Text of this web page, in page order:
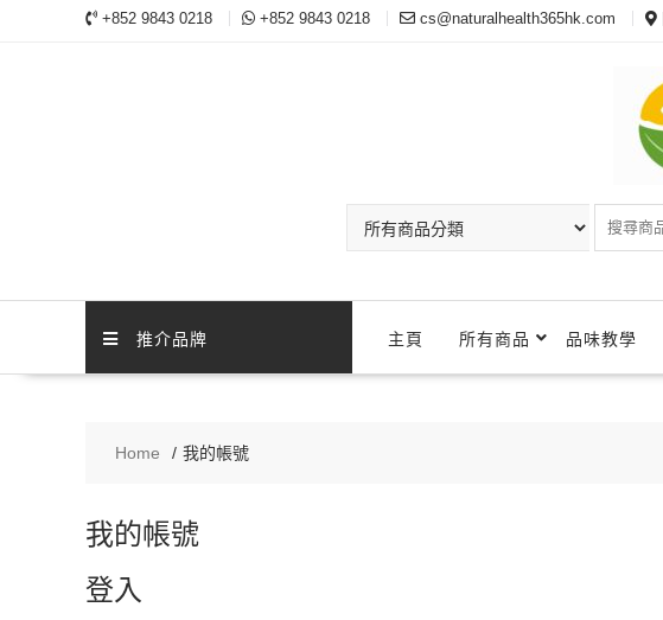
+852 9843 0218 +852 9843 0218 cs@naturalhealth365hk.com
推介品牌 主頁 所有商品 品味教學
Home 我的帳號
我的帳號
登入